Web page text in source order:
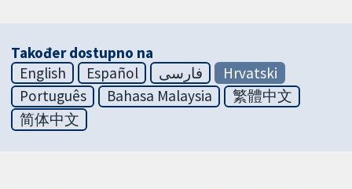
Također dostupno na
English
Español فارسی
Hrvatski
Português
Bahasa Malaysia
繁體中文
简体中文